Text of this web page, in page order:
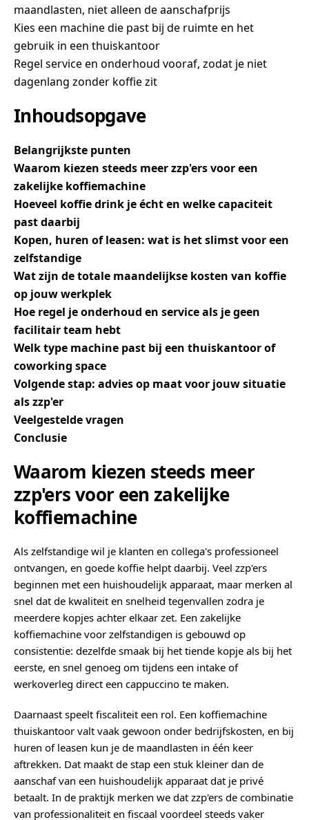
maandlasten, niet alleen de aanschafprijs
Kies een machine die past bij de ruimte en het
gebruik in een thuiskantoor
Regel service en onderhoud vooraf, zodat je niet
dagenlang zonder koffie zit
Inhoudsopgave
Belangrijkste punten
Waarom kiezen steeds meer zzp'ers voor een
zakelijke koffiemachine
Hoeveel koffie drink je écht en welke capaciteit
past daarbij
Kopen, huren of leasen: wat is het slimst voor een
zelfstandige
Wat zijn de totale maandelijkse kosten van koffie
op jouw werkplek
Hoe regel je onderhoud en service als je geen
facilitair team hebt
Welk type machine past bij een thuiskantoor of
coworking space
Volgende stap: advies op maat voor jouw situatie
als zzp'er
Veelgestelde vragen
Conclusie
Waarom kiezen steeds meer
zzp'ers voor een zakelijke
koffiemachine
Als zelfstandige wil je klanten en collega's professioneel
ontvangen, en goede koffie helpt daarbij. Veel zzp'ers
beginnen met een huishoudelijk apparaat, maar merken al
snel dat de kwaliteit en snelheid tegenvallen zodra je
meerdere kopjes achter elkaar zet. Een zakelijke
koffiemachine voor zelfstandigen is gebouwd op
consistentie: dezelfde smaak bij het tiende kopje als bij het
eerste, en snel genoeg om tijdens een intake of
werkoverleg direct een cappuccino te maken.
Daarnaast speelt fiscaliteit een rol. Een koffiemachine
thuiskantoor valt vaak gewoon onder bedrijfskosten, en bij
huren of leasen kun je de maandlasten in één keer
aftrekken. Dat maakt de stap een stuk kleiner dan de
aanschaf van een huishoudelijk apparaat dat je privé
betaalt. In de praktijk merken we dat zzp'ers de combinatie
van professionaliteit en fiscaal voordeel steeds vaker